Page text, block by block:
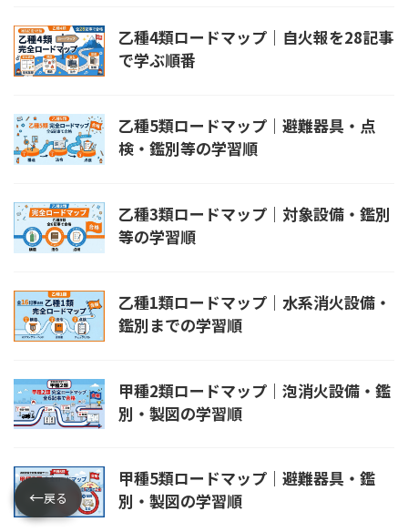
乙種4類ロードマップ｜自火報を28記事
で学ぶ順番
乙種5類ロードマップ｜避難器具・点
検・鑑別等の学習順
乙種3類ロードマップ｜対象設備・鑑別
等の学習順
乙種1類ロードマップ｜水系消火設備・
鑑別までの学習順
甲種2類ロードマップ｜泡消火設備・鑑
別・製図の学習順
甲種5類ロードマップ｜避難器具・鑑
別・製図の学習順
←戻る
←